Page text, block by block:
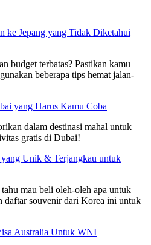
ke Jepang yang Tidak Diketahui
budget terbatas? Pastikan kamu
beberapa tips hemat jalan-
yang Harus Kamu Coba
dalam destinasi mahal untuk
gratis di Dubai!
Unik & Terjangkau untuk
mau beli oleh-oleh apa untuk
daftar souvenir dari Korea ini untuk
Australia Untuk WNI